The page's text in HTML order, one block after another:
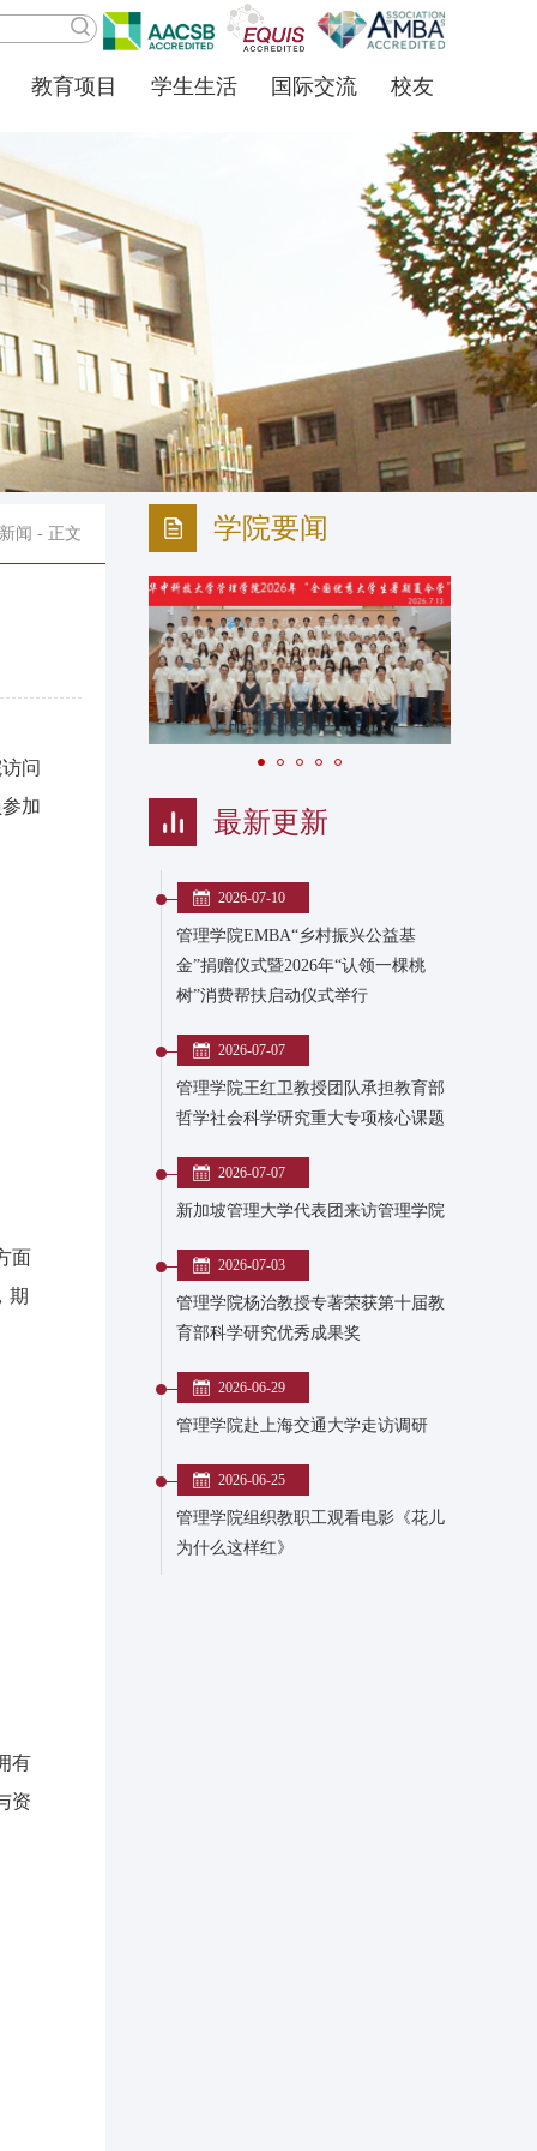
教育项目 学生生活 国际交流 校友
闻 - 正文
问
加
面
期
有
资
学院要闻
最新更新
2026-07-10
管理学院EMBA“乡村振兴公益基
金”捐赠仪式暨2026年“认领一棵桃
树”消费帮扶启动仪式举行
2026-07-07
管理学院王红卫教授团队承担教育部
哲学社会科学研究重大专项核心课题
2026-07-07
新加坡管理大学代表团来访管理学院
2026-07-03
管理学院杨治教授专著荣获第十届教
育部科学研究优秀成果奖
2026-06-29
管理学院赴上海交通大学走访调研
2026-06-25
管理学院组织教职工观看电影《花儿
为什么这样红》